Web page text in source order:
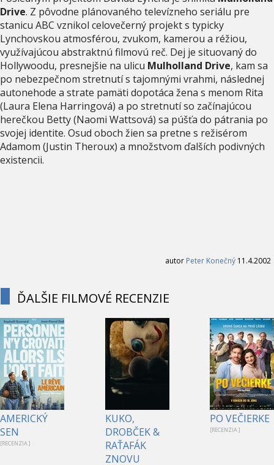
Drive. Z pôvodne plánovaného televízneho seriálu pre
stanicu ABC vznikol celovečerný projekt s typicky
Lynchovskou atmosférou, zvukom, kamerou a réžiou,
využívajúcou abstraktnú filmovú reč. Dej je situovaný do
Hollywoodu, presnejšie na ulicu Mulholland Drive, kam sa
po nebezpečnom stretnutí s tajomnými vrahmi, následnej
autonehode a strate pamäti dopotáca žena s menom Rita
(Laura Elena Harringová) a po stretnutí so začínajúcou
herečkou Betty (Naomi Wattsová) sa púšťa do pátrania po
svojej identite. Osud oboch žien sa pretne s režisérom
Adamom (Justin Theroux) a množstvom ďalších podivných
existencii.
autor Peter Konečný 11.4.2002
ĎALŠIE FILMOVÉ RECENZIE
AMERICKÝ
SEN
[RECENZIA ]
KUKO,
DROBČEK &
RAŤAFÁK
ZNOVU
PO VEČIERKE
[RECENZIA ]